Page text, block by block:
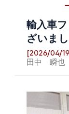
輸入車
ざいま
[2026/04/
田中 瞬也